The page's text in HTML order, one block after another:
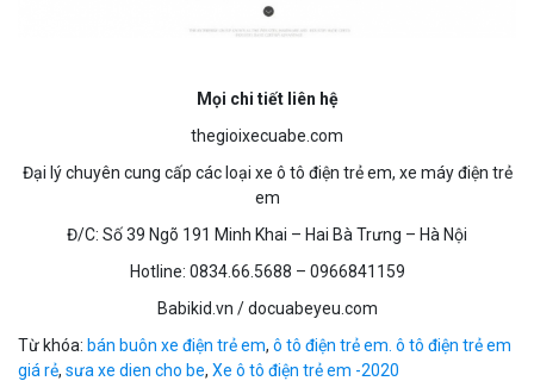
Mọi chi tiết liên hệ
thegioixecuabe.com
Đại lý chuyên cung cấp các loại xe ô tô điện trẻ em, xe máy điện trẻ
em
Đ/C: Số 39 Ngõ 191 Minh Khai – Hai Bà Trưng – Hà Nội
Hotline: 0834.66.5688 – 0966841159
Babikid.vn / docuabeyeu.com
Từ khóa: bán buôn xe điện trẻ em, ô tô điện trẻ em. ô tô điện trẻ em
giá rẻ, sưa xe dien cho be, Xe ô tô điện trẻ em -2020